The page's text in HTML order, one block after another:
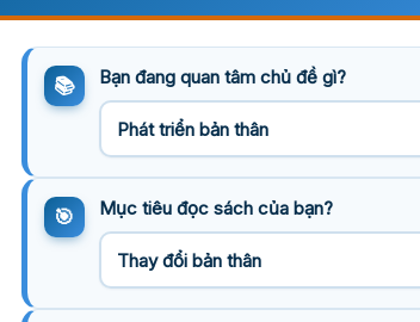
Bạn đang quan tâm chủ đề gì?
Mục tiêu đọc sách của bạn?